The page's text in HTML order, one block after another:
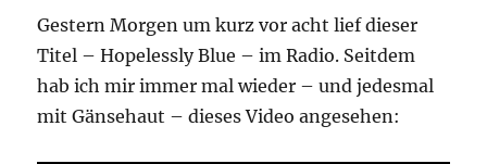
Gestern Morgen um kurz vor acht lief dieser
Titel – Hopelessly Blue – im Radio. Seitdem
hab ich mir immer mal wieder – und jedesmal
mit Gänsehaut – dieses Video angesehen: